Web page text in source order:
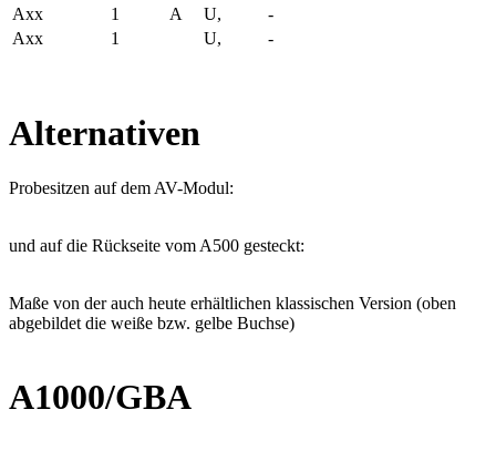
Axx
1 A U,
-
Axx
1 U, -
Alternativen
Probesitzen auf dem AV-Modul:
und auf die Rückseite vom A500 gesteckt:
Maße von der auch heute erhältlichen klassischen Version (oben
abgebildet die weiße bzw. gelbe Buchse)
A1000/GBA